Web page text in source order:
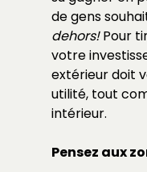
de gens
dehors!Pour
votre
extérieur doit
utilité, tout
intérieur.
Pensez aux